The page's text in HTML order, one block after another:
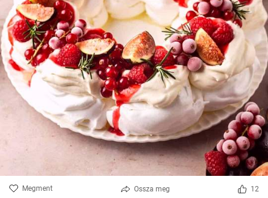
Megment Ossza meg 12